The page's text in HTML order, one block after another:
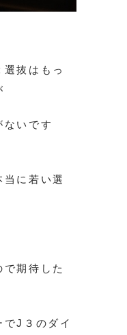
選抜はもっ
いです
に若い選
期待した
でJ３のダイ